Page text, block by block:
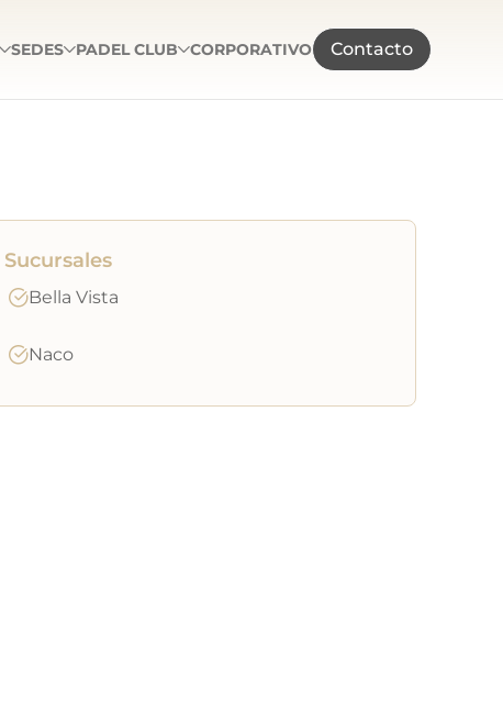
SEDES PADEL CLUB CORPORATIVO Contacto
Sucursales
Bella Vista
Naco